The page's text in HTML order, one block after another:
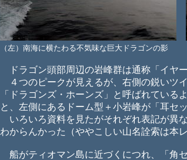
（左）南海に横たわる不気味な巨大ドラゴンの影
ドラゴン頭部周辺の岩峰群は通称「イヤ
４つのピークが見えるが、右側の鋭いツ
「ドラゴンズ・ホーンズ」と呼ばれている
と、左側にあるドーム型＋小岩峰が「耳セッ
いろいろ資料を見たがそれぞれ表記が異
わからんかった（ややこしい山名詮索は本
船がティオマン島に近づくにつれ、「角